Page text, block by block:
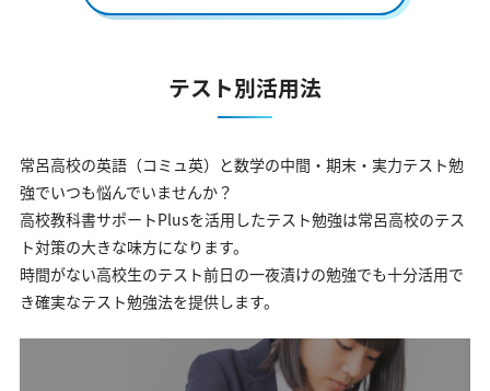
テスト別活用法
常呂高校の英語（コミュ英）と数学の中間・期末・実力テスト勉
強でいつも悩んでいませんか？
高校教科書サポートPlusを活用したテスト勉強は常呂高校のテス
ト対策の大きな味方になります。
時間がない高校生のテスト前日の一夜漬けの勉強でも十分活用で
き確実なテスト勉強法を提供します。